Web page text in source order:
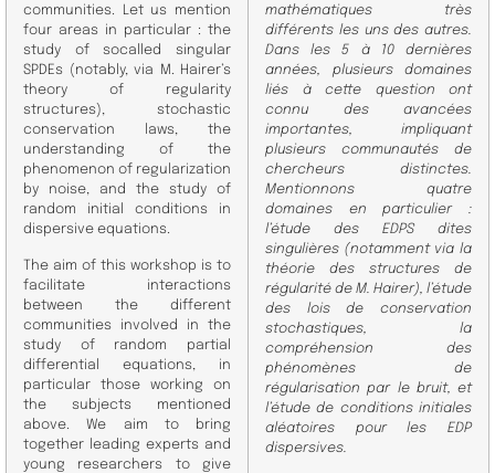
communities. Let us mention
four areas in particular : the
study of socalled singular
SPDEs (notably, via M. Hairer’s
theory of regularity
structures), stochastic
conservation laws, the
understanding of the
phenomenon of regularization
by noise, and the study of
random initial conditions in
dispersive equations.
The aim of this workshop is to
facilitate interactions
between the different
communities involved in the
study of random partial
differential equations, in
particular those working on
the subjects mentioned
above. We aim to bring
together leading experts and
young researchers to give
mathématiques très
différents les uns des autres.
Dans les 5 à 10 dernières
années, plusieurs domaines
liés à cette question ont
connu des avancées
importantes, impliquant
plusieurs communautés de
chercheurs distinctes.
Mentionnons quatre
domaines en particulier :
l’étude des EDPS dites
singulières (notamment via la
théorie des structures de
régularité de M. Hairer), l’étude
des lois de conservation
stochastiques, la
compréhension des
phénomènes de
régularisation par le bruit, et
l’étude de conditions initiales
aléatoires pour les EDP
dispersives.